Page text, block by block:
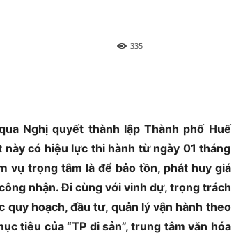
335
Nghị quyết thành lập Thành phố Huế
có hiệu lực thi hành từ ngày 01 tháng
vụ trọng tâm là để bảo tồn, phát huy giá
nhận. Đi cùng với vinh dự, trọng trách
quy hoạch, đầu tư, quản lý vận hành theo
tiêu của “TP di sản”, trung tâm văn hóa